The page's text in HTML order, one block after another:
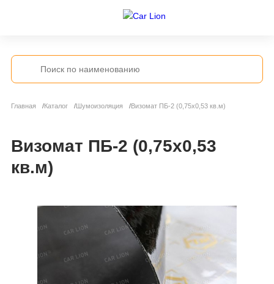
Главная Каталог Шумоизоляция Визомат ПБ-2 (0,75х0,53 кв.м)
Визомат ПБ-2 (0,75х0,53
кв.м)